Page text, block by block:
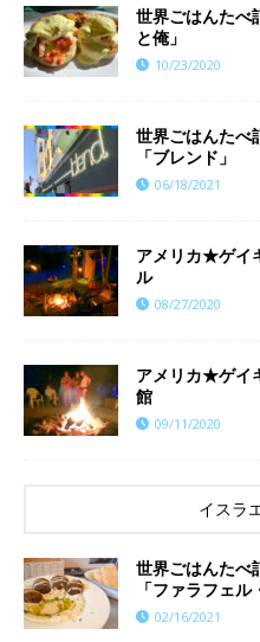
世界ごはんたべ
と俺」
10/23/2020
世界ごはんたべ
「ブレンド」
06/18/2021
アメリカ★ゲイ
ル
08/27/2020
アメリカ★ゲイ
館
09/11/2020
イスラ
世界ごはんたべ
「ファラフェル
02/16/2021